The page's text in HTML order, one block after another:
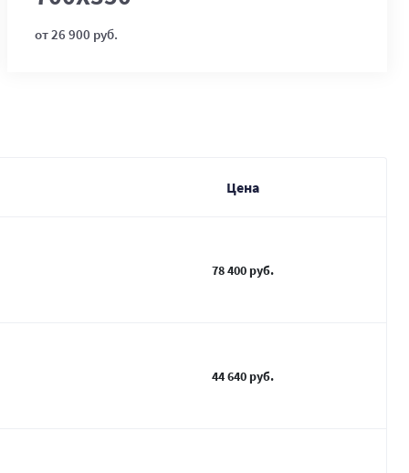
от 26 900 руб.
Цена
78 400 руб.
44 640 руб.